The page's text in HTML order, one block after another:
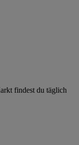
findest du täglich